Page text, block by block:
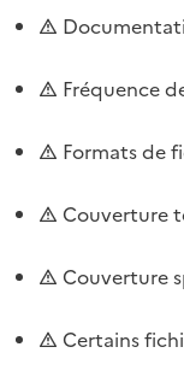
Fréquence
Formats de
Couverture
Couverture
Certains